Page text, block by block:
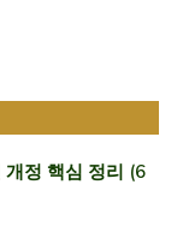
정 핵심 정리 (6